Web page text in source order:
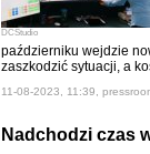
DCStudio
październiku wejdzie
zaszkodzić sytuacji, a
11-08-2023, 11:39,
Nadchodzi czas